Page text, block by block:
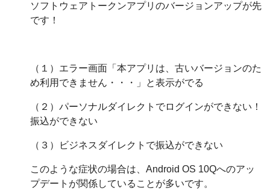
ソフトウェアトークンアプリのバージョンアップが先
です！
（１）エラー画面「本アプリは、古いバージョンのた
め利用できません・・・」と表示がでる
（２）パーソナルダイレクトでログインができない！
振込ができない
（３）ビジネスダイレクトで振込ができない
このような症状の場合は、Android OS 10Qへのアッ
プデートが関係していることが多いです。